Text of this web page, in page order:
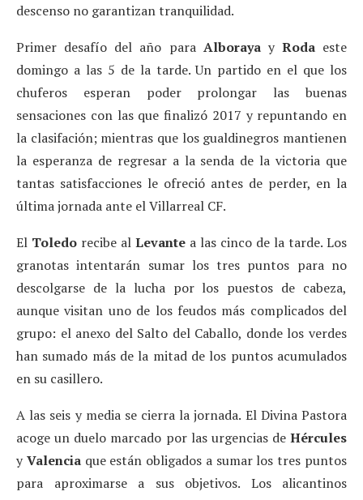
descenso no garantizan tranquilidad.
Primer desafío del año para Alborayay Rodaeste
domingo a las 5 de la tarde. Un partido en el que los
chuferos esperan poder prolongar las buenas
sensaciones con las que finalizó 2017 y repuntando en
la clasifación; mientras que los gualdinegros mantienen
la esperanza de regresar a la senda de la victoria que
tantas satisfacciones le ofreció antes de perder, en la
última jornada ante el Villarreal CF.
El Toledo recibe al Levante a las cinco de la tarde. Los
granotas intentarán sumar los tres puntos para no
descolgarse de la lucha por los puestos de cabeza,
aunque visitan uno de los feudos más complicados del
grupo: el anexo del Salto del Caballo, donde los verdes
han sumado más de la mitad de los puntos acumulados
en su casillero.
A las seis y media se cierra la jornada. El Divina Pastora
acoge un duelo marcado por las urgencias de Hércules
yValenciaque están obligados a sumar los tres puntos
para aproximarse a sus objetivos. Los alicantinos